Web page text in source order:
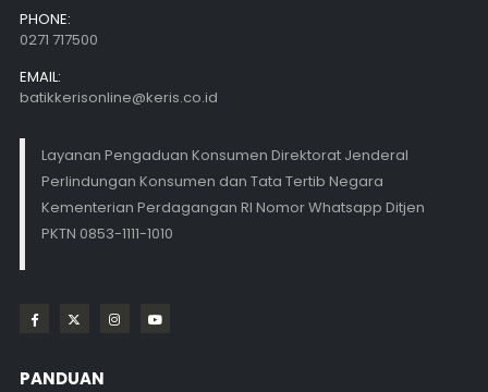
PHONE:
0271 717500
EMAIL:
batikkerisonline@keris.co.id
Layanan Pengaduan Konsumen Direktorat Jenderal
Perlindungan Konsumen dan Tata Tertib Negara
Kementerian Perdagangan RI Nomor Whatsapp Ditjen
PKTN 0853-1111-1010
PANDUAN